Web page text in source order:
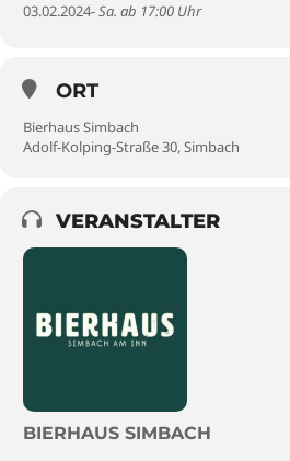
03.02.2024- Sa. ab 17:00 Uhr
ORT
Bierhaus Simbach
Adolf-Kolping-Straße 30, Simbach
VERANSTALTER
BIERHAUS SIMBACH